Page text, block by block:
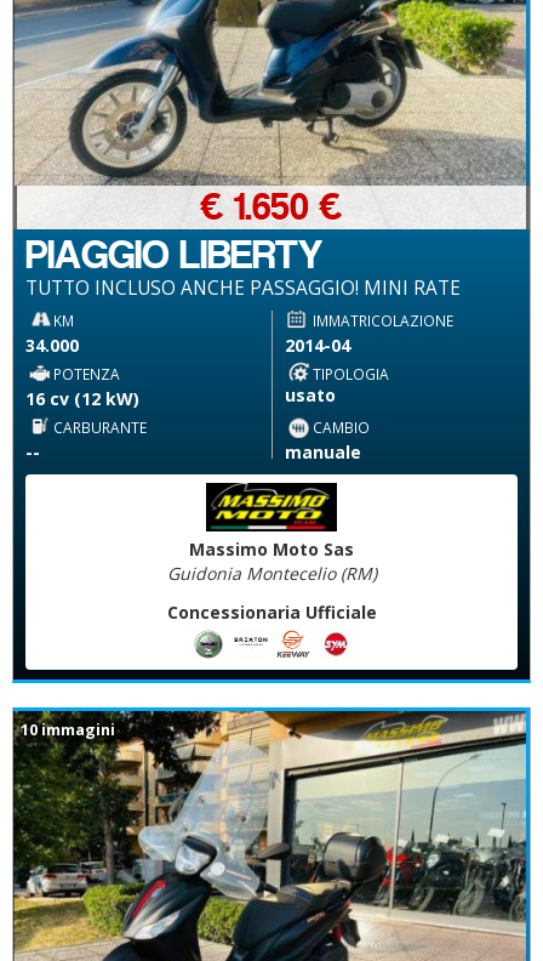
PIAGGIO LIBERTY
TUTTO INCLUSO ANCHE PASSAGGIO! MINI RATE
€ 1.650 €
KM
34.000
IMMATRICOLAZIONE
2014-04
POTENZA
16 cv (12 kW)
TIPOLOGIA
usato
CARBURANTE
--
CAMBIO
manuale
Massimo Moto Sas
Guidonia Montecelio (RM)
Concessionaria Ufficiale
10 immagini